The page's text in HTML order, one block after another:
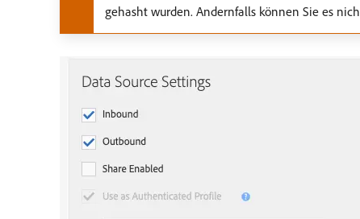
gehasht wurden. Andernfalls können Sie es